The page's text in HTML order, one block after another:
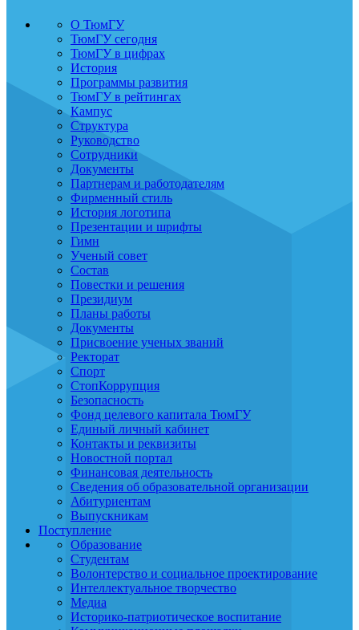
О ТюмГУ
ТюмГУ сегодня
ТюмГУ в цифрах
История
Программы развития
ТюмГУ в рейтингах
Кампус
Структура
Руководство
Сотрудники
Документы
Партнерам и работодателям
Фирменный стиль
История логотипа
Презентации и шрифты
Гимн
Ученый совет
Состав
Повестки и решения
Президиум
Планы работы
Документы
Присвоение ученых званий
Ректорат
Спорт
СтопКоррупция
Безопасность
Фонд целевого капитала ТюмГУ
Единый личный кабинет
Контакты и реквизиты
Новостной портал
Финансовая деятельность
Сведения об образовательной организации
Абитуриентам
Выпускникам
Поступление
Образование
Студентам
Волонтерство и социальное проектирование
Интеллектуальное творчество
Медиа
Историко-патриотическое воспитание